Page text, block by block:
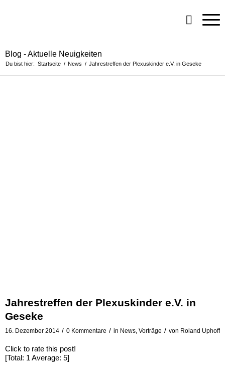
Blog - Aktuelle Neuigkeiten
Du bist hier: Startseite / News / Jahrestreffen der Plexuskinder e.V. in Geseke
Jahrestreffen der Plexuskinder e.V. in
Geseke
16. Dezember 2014 / 0 Kommentare / in News, Vorträge / von Roland Uphoff
Click to rate this post!
[Total: 1 Average: 5]